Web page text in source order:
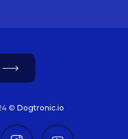
© Dogtronic.io